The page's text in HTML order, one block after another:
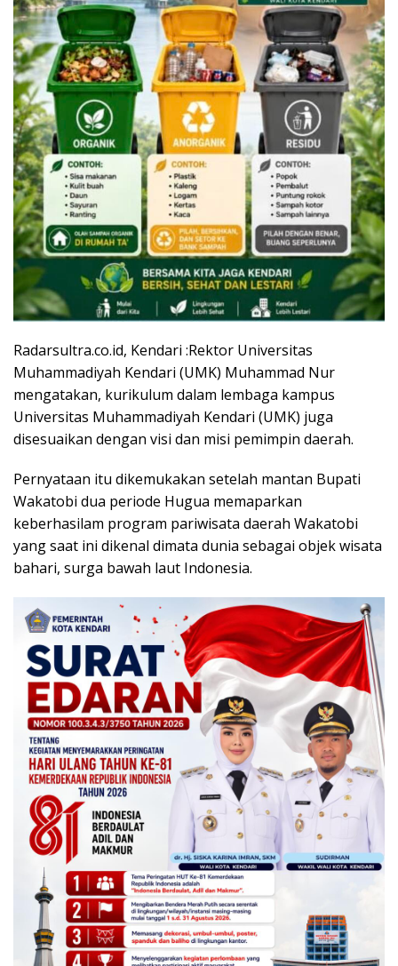
Radarsultra.co.id, Kendari :Rektor Universitas
Muhammadiyah Kendari (UMK) Muhammad Nur
mengatakan, kurikulum dalam lembaga kampus
Universitas Muhammadiyah Kendari (UMK) juga
disesuaikan dengan visi dan misi pemimpin daerah.
Pernyataan itu dikemukakan setelah mantan Bupati
Wakatobi dua periode Hugua memaparkan
keberhasilam program pariwisata daerah Wakatobi
yang saat ini dikenal dimata dunia sebagai objek wisata
bahari, surga bawah laut Indonesia.